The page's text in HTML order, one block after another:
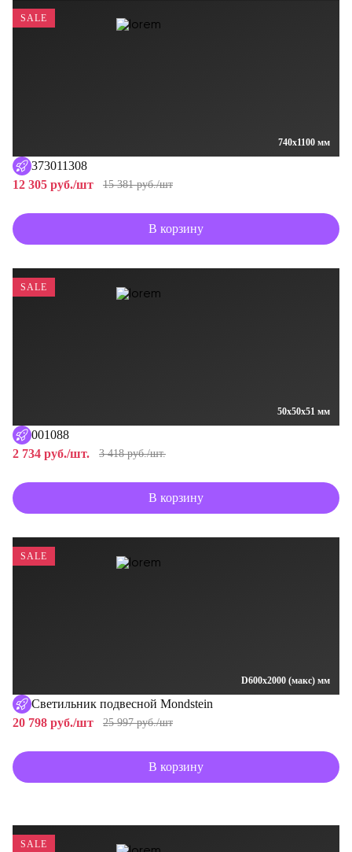
740x1100 мм
SALE
373011308
12 305 руб./шт
15 381 руб./шт
В корзину
50x50x51 мм
SALE
001088
2 734 руб./шт.
3 418 руб./шт.
В корзину
D600x2000 (макс) мм
SALE
Светильник подвесной Mondstein
20 798 руб./шт
25 997 руб./шт
В корзину
SALE